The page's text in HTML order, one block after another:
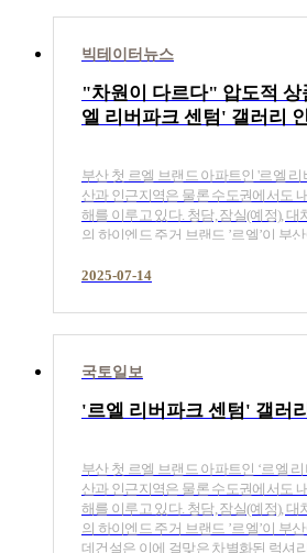
빅테이터뉴스
"차원이 다르다" 압도적
엘 리버파크 센텀' 갤러리
부산 첫 르엘 브랜드 아파트인 '르엘
산과 인근지역은 물론 수도권에서도
해를 이루고 있다. 청담, 잠실(예정), 대
의 하이엔드 주거 브랜드 ’르엘’이 부
주거를 넘어 품격 있는 라이프스타일
2025-07-14
국토일보
'르엘 리버파크 센텀' 갤러
부산 첫 르엘 브랜드 아파트인 ‘르엘
산과 인근지역은 물론 수도권에서도
해를 이루고 있다. 청담, 잠실(예정), 대
의 하이엔드 주거 브랜드 ’르엘’이 부
데건설은 이에 걸맞은 차별화된 럭셔